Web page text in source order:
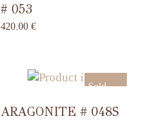
# 053
420.00 €
Sold
Out
ARAGONITE # 048S